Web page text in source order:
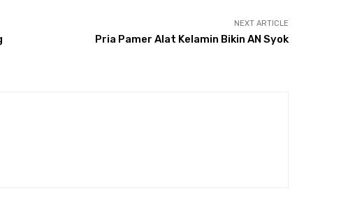
NEXT ARTICLE
Pria Pamer Alat Kelamin Bikin AN Syok